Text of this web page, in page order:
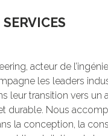
acteur de
les leaders
leur transition vers un
durable. Nous
la conception, la